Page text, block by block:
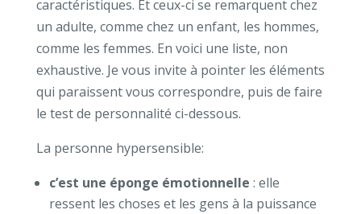
caractéristiques. Et ceux-ci se remarquent chez
un adulte, comme chez un enfant, les hommes,
comme les femmes. En voici une liste, non
exhaustive. Je vous invite à pointer les éléments
qui paraissent vous correspondre, puis de faire
le test de personnalité ci-dessous.
La personne hypersensible:
c’est une éponge émotionnelle : elle
ressent les choses et les gens à la puissance